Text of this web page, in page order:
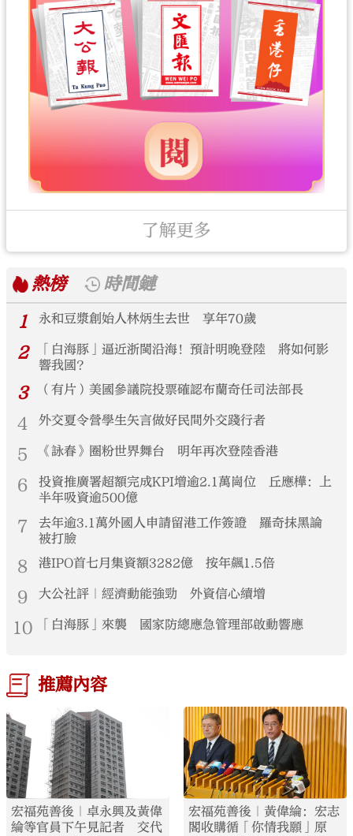
了解更多
熱榜
時間鏈
1
永和豆漿創始人林炳生去世 享年70歲
2
「白海豚」逼近浙閩沿海！預計明晚登陸 將如何影
響我國？
3 （有片）美國參議院投票確認布蘭奇任司法部長
4 外交夏令營學生矢言做好民間外交踐行者
5 《詠春》圈粉世界舞台 明年再次登陸香港
6
投資推廣署超額完成KPI增逾2.1萬崗位 丘應樺：上
半年吸資逾500億
7
去年逾3.1萬外國人申請留港工作簽證 羅奇抹黑論
被打臉
8 港IPO首七月集資額3282億 按年飆1.5倍
9 大公社評｜經濟動能強勁 外資信心續增
10 「白海豚」來襲 國家防總應急管理部啟動響應
推薦內容
宏福苑善後｜卓永興及黃偉
綸等官員下午見記者 交代
宏福苑善後｜黃偉綸：宏志
閣收購循「你情我願」原